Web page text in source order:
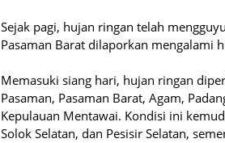
Sejak pagi, hujan ringan telah
Pasaman Barat dilaporkan mengalami
Memasuki siang hari, hujan ringan
Pasaman, Pasaman Barat, Agam,
Kepulauan Mentawai. Kondisi ini
Solok Selatan, dan Pesisir Selatan,